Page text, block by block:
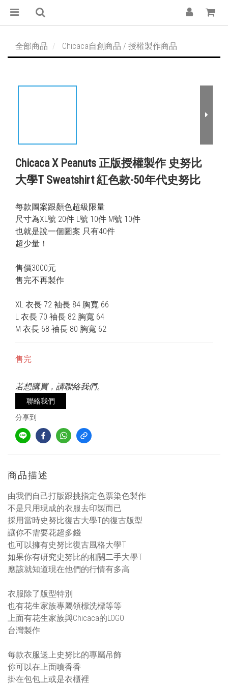
全部商品 Chicaca自創商品 / 授權製作商品
Chicaca X Peanuts 正版授權製作 史努比
大學T Sweatshirt 紅色款-50年代史努比
每款圖案跟顏色超級限量
尺寸為XL號 20件 L號 10件 M號 10件
也就是說一個圖案 只有40件
超少量！
售價3000元
售完不再製作
XL 衣長 72 袖長 84 胸寬 66
L 衣長 70 袖長 82 胸寬 64
M 衣長 68 袖長 80 胸寬 62
售完
若想購買，請聯絡我們。
聯絡我們
分享到
商品描述
由我們自己打版跟挑指定色票染色製作
不是只用現成的衣服去印製而已
採用當時史努比復古大學T的復古版型
讓你不需要花超多錢
也可以擁有史努比復古風格大學T
如果你有研究史努比的相關二手大學T
應該就知道現在他們的行情有多高
衣服除了版型特別
也有花生家族專屬領標洗標等等
上面有花生家族與Chicaca的LOGO
台灣製作
每款衣服送上史努比的專屬吊飾
你可以在上面噴香香
掛在包包上或是衣櫃裡